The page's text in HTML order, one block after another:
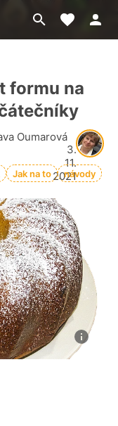
Přejít
na
Moje
formu na
Oumarová
3.
11.
2021
Jak na to návody